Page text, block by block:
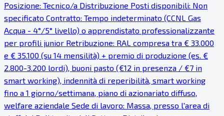
Posizione: Tecnico/a Distribuzione Posti disponibili: Non
specificato Contratto: Tempo indeterminato (CCNL Gas
Acqua - 4°/5° livello) o apprendistato professionalizzante
per profili junior Retribuzione: RAL compresa tra € 33.000
e € 35.100 (su 14 mensilità) + premio di produzione (es. €
2.800-3.200 lordi), buoni pasto (€12 in presenza / €7 in
smart working), indennità di reperibilità, smart working
fino a 1 giorno/settimana, piano di azionariato diffuso,
welfare aziendale Sede di lavoro: Massa, presso l'area di